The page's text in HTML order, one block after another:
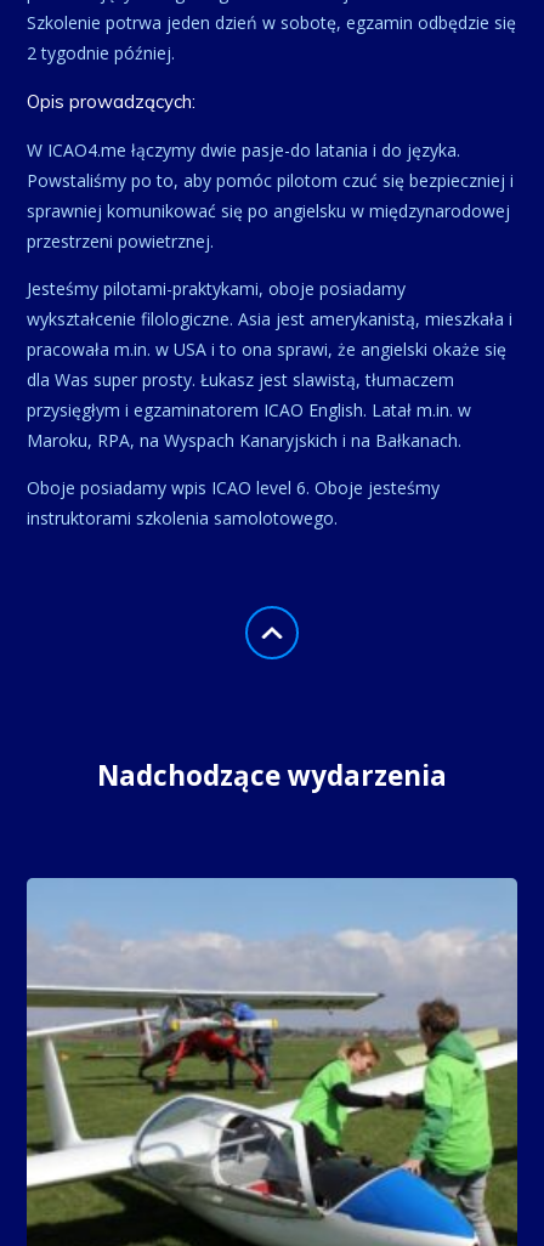
Szkolenie potrwa jeden dzień w sobotę, egzamin odbędzie się
2 tygodnie później.
Opis prowadzących:
W ICAO4.me łączymy dwie pasje-do latania i do języka.
Powstaliśmy po to, aby pomóc pilotom czuć się bezpieczniej i
sprawniej komunikować się po angielsku w międzynarodowej
przestrzeni powietrznej.
Jesteśmy pilotami-praktykami, oboje posiadamy
wykształcenie filologiczne. Asia jest amerykanistą, mieszkała i
pracowała m.in. w USA i to ona sprawi, że angielski okaże się
dla Was super prosty. Łukasz jest slawistą, tłumaczem
przysięgłym i egzaminatorem ICAO English. Latał m.in. w
Maroku, RPA, na Wyspach Kanaryjskich i na Bałkanach.
Oboje posiadamy wpis ICAO level 6. Oboje jesteśmy
instruktorami szkolenia samolotowego.
Nadchodzące wydarzenia